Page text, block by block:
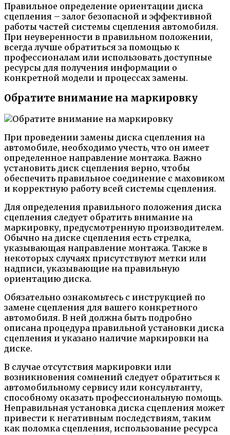
Правильное определение ориентации диска
сцепления – залог безопасной и эффективной
работы частей системы сцепления автомобиля.
При неуверенности в правильном положении,
всегда лучше обратиться за помощью к
профессионалам или использовать доступные
ресурсы для получения информации о
конкретной модели и процессах замены.
Обратите внимание на маркировку
При проведении замены диска сцепления на
автомобиле, необходимо учесть, что он имеет
определенное направление монтажа. Важно
установить диск сцепления верно, чтобы
обеспечить правильное соединение с маховиком
и корректную работу всей системы сцепления.
Для определения правильного положения диска
сцепления следует обратить внимание на
маркировку, предусмотренную производителем.
Обычно на диске сцепления есть стрелка,
указывающая направление монтажа. Также в
некоторых случаях присутствуют метки или
надписи, указывающие на правильную
ориентацию диска.
Обязательно ознакомьтесь с инструкцией по
замене сцепления для вашего конкретного
автомобиля. В ней должна быть подробно
описана процедура правильной установки диска
сцепления и указано наличие маркировки на
диске.
В случае отсутствия маркировки или
возникновения сомнений следует обратиться к
автомобильному сервису или консультанту,
способному оказать профессиональную помощь.
Неправильная установка диска сцепления может
привести к негативным последствиям, таким
как поломка сцепления, использование ресурса